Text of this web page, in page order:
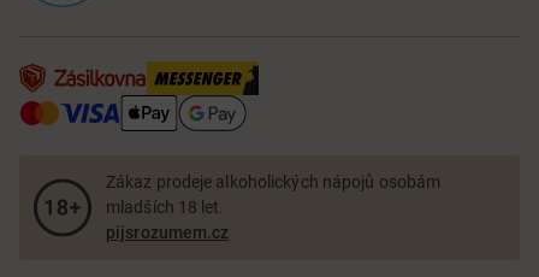
Zákaz prodeje alkoholických nápojů osobám
mladších 18 let.
pijsrozumem.cz